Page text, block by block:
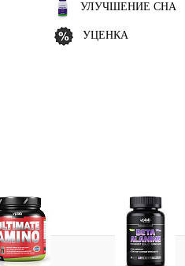
УЛУЧШЕНИЕ СНА
УЦЕНКА